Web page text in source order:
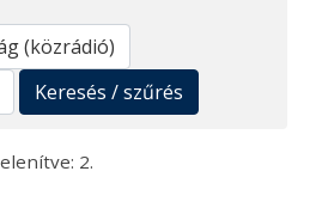
Keresés / szűrés
2.